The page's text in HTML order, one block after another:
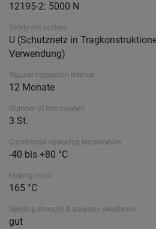
12195-2: 5000 N
Safety net system
U (Schutznetz in
Verwendung)
Regular Inspection Interval
12 Monate
Number of test meshes
3 St.
Continuous operating temperature
-40 bis +80 °C
Melting point
165 °C
Bending strength & abrasion resistance
gut